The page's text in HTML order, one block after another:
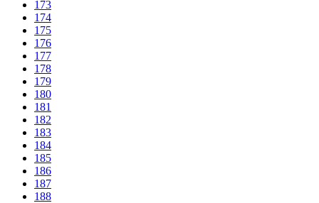
173
174
175
176
177
178
179
180
181
182
183
184
185
186
187
188